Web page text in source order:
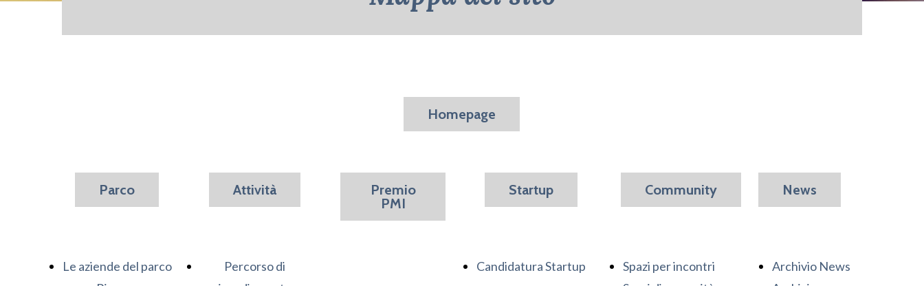
Homepage
Parco Attività
Premio
PMI
Startup Community News
Le aziende del parco
Percorso di
Candidatura Startup
Spazi per incontri
Archivio News